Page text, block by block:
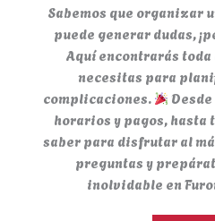
Sabemos que organizar
puede generar dudas,
Aquí encontrarás
necesitas para
complicaciones.
horarios y pagos, hasta
saber para disfrutar al
preguntas y
inolvidable en